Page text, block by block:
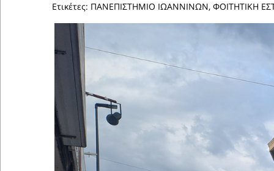
Ετικέτες: ΠΑΝΕΠΙΣΤΗΜΙΟ ΙΩΑΝΝΙΝΩΝ, ΦΟΙΤΗΤΙΚΗ